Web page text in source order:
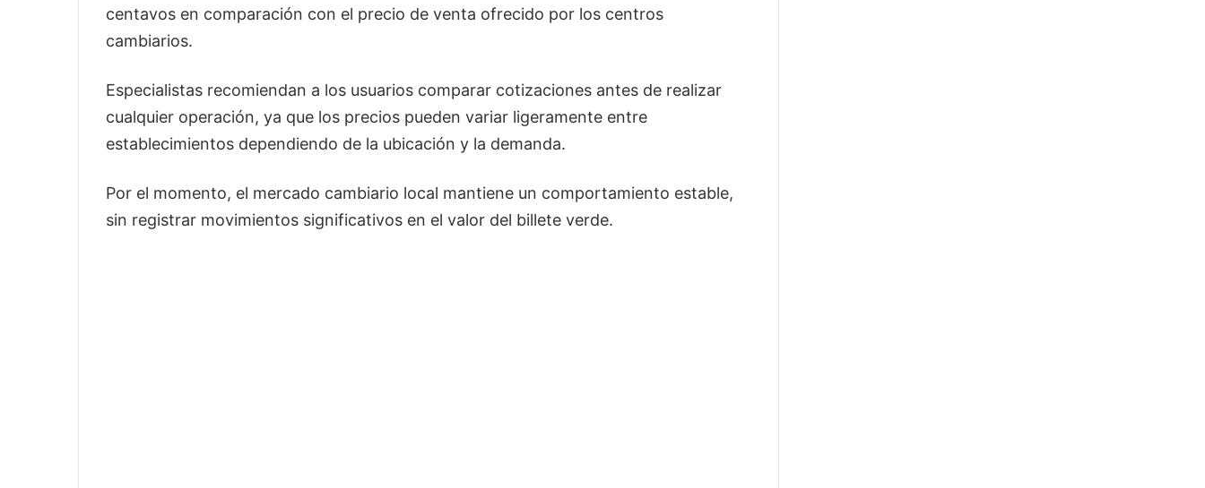
centavos en comparación con el precio de venta ofrecido por los centros
cambiarios.
Especialistas recomiendan a los usuarios comparar cotizaciones antes de realizar
cualquier operación, ya que los precios pueden variar ligeramente entre
establecimientos dependiendo de la ubicación y la demanda.
Por el momento, el mercado cambiario local mantiene un comportamiento estable,
sin registrar movimientos significativos en el valor del billete verde.